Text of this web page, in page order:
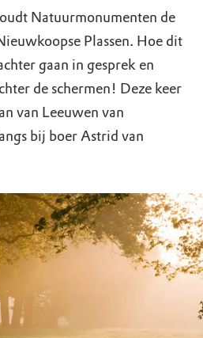
Natuurmonumenten de
Plassen. Hoe dit
gaan in gesprek en
de schermen! Deze keer
van Leeuwen van
bij boer Astrid van